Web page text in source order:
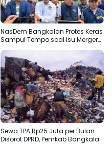
NasDem Bangkalan Protes Keras
Sampul Tempo soal Isu Merger
Sewa TPA Rp25 Juta per Bulan
Disorot DPRD, Pemkab Bangkalan